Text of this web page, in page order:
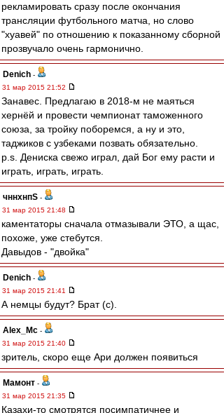
рекламировать сразу после окончания
трансляции футбольного матча, но слово
"хуавей" по отношению к показанному сборной
прозвучало очень гармонично.
Denich -
31 мар 2015 21:52
Занавес. Предлагаю в 2018-м не маяться
хернёй и провести чемпионат таможенного
союза, за тройку поборемся, а ну и это,
таджиков с узбеками позвать обязательно.
p.s. Дениска свежо играл, дай Бог ему расти и
играть, играть, играть.
чннхнпS -
31 мар 2015 21:48
каментаторы сначала отмазывали ЭТО, а щас,
похоже, уже стебутся.
Давыдов - "двойка"
Denich -
31 мар 2015 21:41
А немцы будут? Брат (с).
Alex_Mc -
31 мар 2015 21:40
зритель, скоро еще Ари должен появиться
Мамонт -
31 мар 2015 21:35
Казахи-то смотрятся посимпатичнее и